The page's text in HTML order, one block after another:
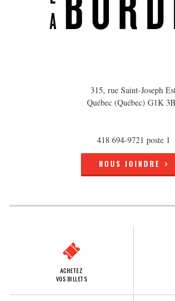
315, rue Saint-Joseph
Québec (Québec) G1K
418 694-9721 poste 1
NOUS JOINDRE
ACHETEZ
VOS BILLETS